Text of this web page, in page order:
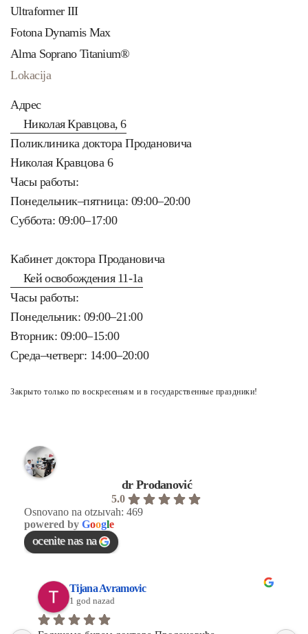
Ultraformer III
Fotona Dynamis Max
Alma Soprano Titanium®
Lokacija
Адрес
Николая Кравцова, 6
Поликлиника доктора Продановича
Николая Кравцова 6
Часы работы:
Понедельник–пятница: 09:00–20:00
Суббота: 09:00–17:00
Кабинет доктора Продановича
Кей освобождения 11-1a
Часы работы:
Понедельник: 09:00–21:00
Вторник: 09:00–15:00
Среда–четверг: 14:00–20:00
Закрыто только по воскресеньям и в государственные праздники!
dr Prodanović
5.0
Osnovano na otzыvah: 469
powered by Google
ocenite nas na
Tijana Avramovic
1 god nazad